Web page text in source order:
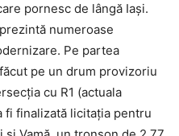
pornesc de lângă Iași.
numeroase
Pe partea
pe un drum provizoriu
cu R1 (actuala
fi finalizată licitația pentru